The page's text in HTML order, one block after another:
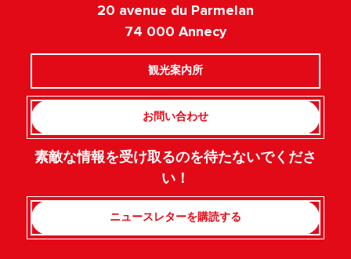
20 avenue du Parmelan
74 000 Annecy
観光案内所
お問い合わせ
素敵な情報を受け取るのを待たないでくださ
い！
ニュースレターを購読する